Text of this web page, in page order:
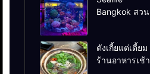
Bangkok สวน
ตังเกี้ยแต่เตี้ยม
ร้านอาหารเช้า